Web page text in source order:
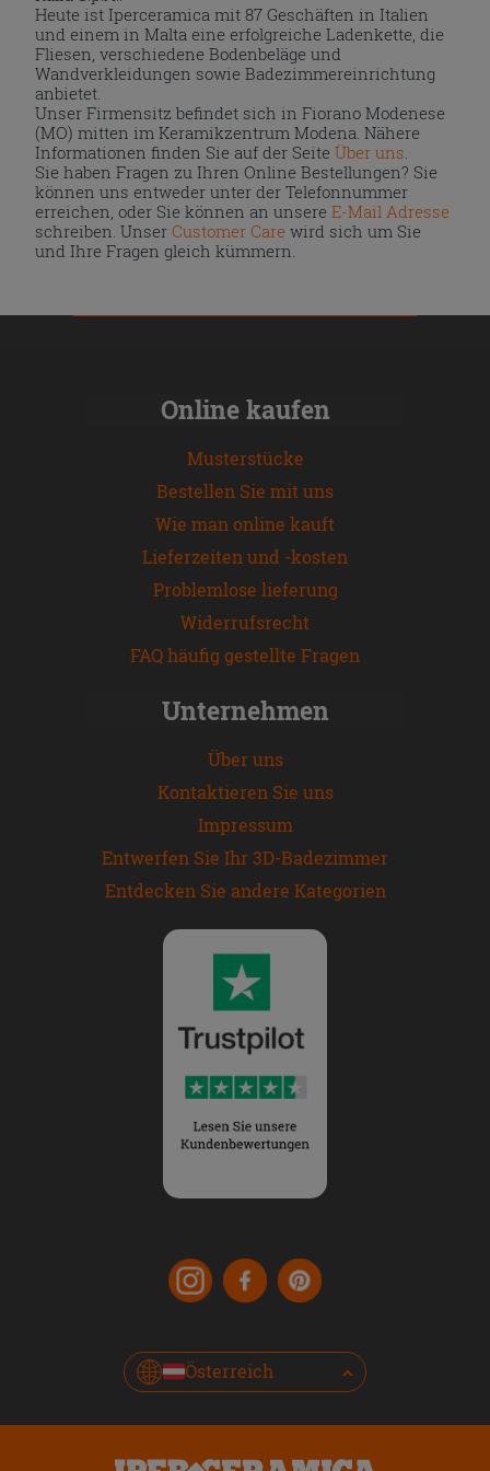
Heute ist Iperceramica mit 87 Geschäften in Italien
und einem in Malta eine erfolgreiche Ladenkette, die
Fliesen, verschiedene Bodenbeläge und
Wandverkleidungen sowie Badezimmereinrichtung
anbietet.
Unser Firmensitz befindet sich in Fiorano Modenese
(MO) mitten im Keramikzentrum Modena. Nähere
Informationen finden Sie auf der Seite Über uns
Sie haben Fragen zu Ihren Online Bestellungen? Sie
können uns entweder unter der Telefonnummer
erreichen, oder Sie können an unsereE-Mail Adresse
schreiben. UnserCustomer Care wird sich um Sie
und Ihre Fragen gleich kümmern.
Online kaufen
Musterstücke
Bestellen Sie mit uns
Wie man online kauft
Lieferzeiten und -kosten
Problemlose lieferung
Widerrufsrecht
FAQ häufig gestellte Fragen
Unternehmen
Über uns
Kontaktieren Sie uns
Impressum
Entwerfen Sie Ihr 3D-Badezimmer
Entdecken Sie andere Kategorien
Österreich